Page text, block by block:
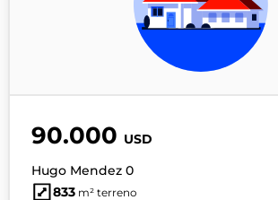
90.000 USD
Hugo Mendez 0
833m² terreno